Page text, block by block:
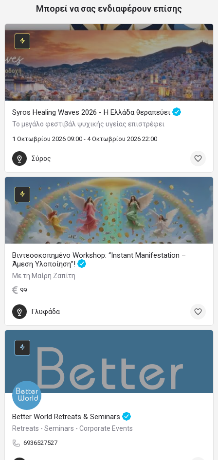
Μπορεί να σας ενδιαφέρουν επίσης
Syros Healing Waves 2026 - Η Ελλάδα θεραπεύει
Το μεγάλο φεστιβάλ ψυχικής υγείας επιστρέφει
1 Οκτωβρίου 2026 09:00 - 4 Οκτωβρίου 2026 22:00
Σύρος
Βιντεοσκοπημένο Workshop: “Instant Manifestation –
Άμεση Υλοποίηση”!
Με τη Μαίρη Ζαπίτη
99
Γλυφάδα
Better World Retreats & Seminars
Retreats - Seminars - Corporate Events
6936527527